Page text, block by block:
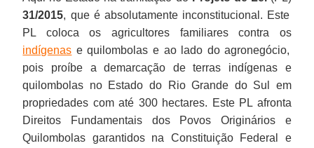
31/2015, que é absolutamente inconstitucional. Este
PL coloca os agricultores familiares contra os
indígenas e quilombolas e ao lado do agronegócio,
pois proíbe a demarcação de terras indígenas e
quilombolas no Estado do Rio Grande do Sul em
propriedades com até 300 hectares. Este PL afronta
Direitos Fundamentais dos Povos Originários e
Quilombolas garantidos na Constituição Federal e